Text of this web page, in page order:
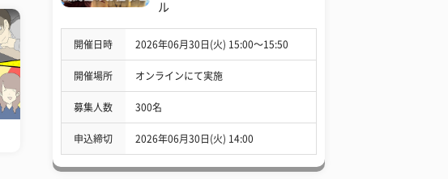
ル
開催日時 2026年06月30日(火) 15:00〜15:50
開催場所 オンラインにて実施
募集人数 300名
申込締切 2026年06月30日(火) 14:00